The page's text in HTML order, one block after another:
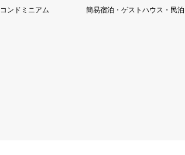
コンドミニアム
簡易宿泊・ゲストハウス・民泊